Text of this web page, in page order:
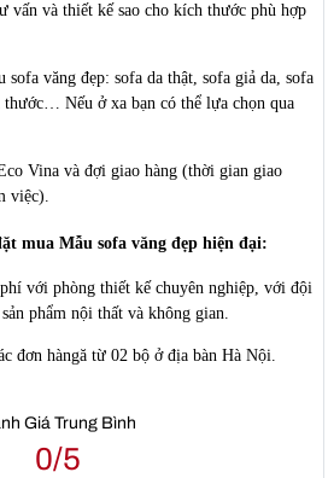
vấn và thiết kế sao cho kích thước phù hợp
văng đẹp: sofa da thật, sofa giả da, sofa
Nếu ở xa bạn có thể lựa chọn qua
Vina và đợi giao hàng (thời gian giao
việc).
mua Mẫu sofa văng đẹp hiện đại:
với phòng thiết kế chuyên nghiệp, với đội
phẩm nội thất và không gian.
đơn hàngă từ 02 bộ ở địa bàn Hà Nội.
Giá Trung Bình
0/5